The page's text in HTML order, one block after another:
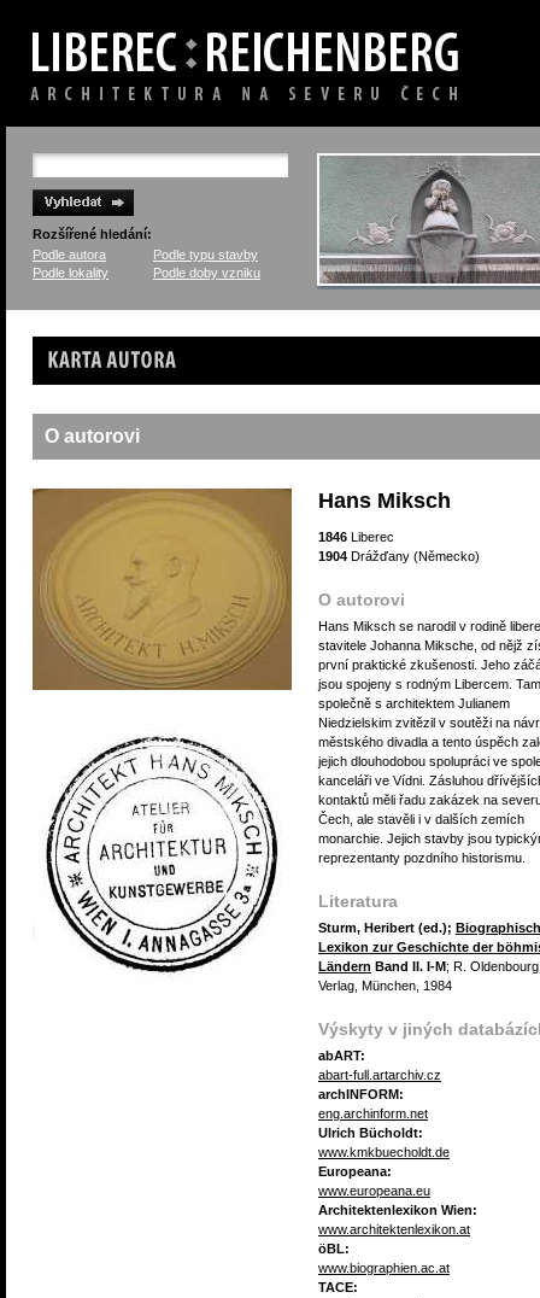
Rozšířené hledání:
Podle autora
Podle typu stavby
Podle lokality
Podle doby vzniku
Karta autora
O autorovi
Hans Miksch
1846 Liberec
1904 Drážďany (Německo)
O autorovi
Hans Miksch se narodil v rodině
stavitele Johanna Miksche, od nějž
první praktické zkušenosti. Jeho
jsou spojeny s rodným Libercem. Tam
společně s architektem Julianem
Niedzielskim zvitězil v soutěži na
městského divadla a tento úspěch
jejich dlouhodobou spolupráci ve
kanceláři ve Vídni. Zásluhou
kontaktů měli řadu zakázek na
Čech, ale stavěli i v dalších zemích
monarchie. Jejich stavby jsou
reprezentanty pozdního historismu.
Literatura
Sturm, Heribert (ed.);
Lexikon zur Geschichte der
Ländern Band II. I-M; R. Oldenbourg
Verlag, München, 1984
Výskyty v jiných
abART:
abart-full.artarchiv.cz
archINFORM:
eng.archinform.net
Ulrich Bücholdt:
www.kmkbuecholdt.de
Europeana:
www.europeana.eu
Architektenlexikon Wien:
www.architektenlexikon.at
öBL:
www.biographien.ac.at
TACE: